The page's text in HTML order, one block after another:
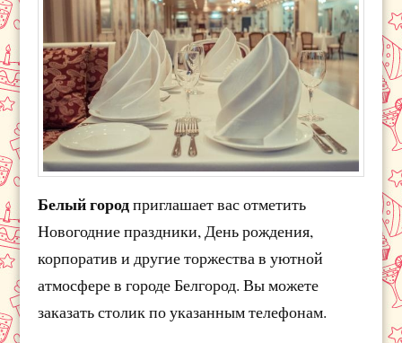
Белый городприглашает вас отметить
Новогодние праздники, День рождения,
корпоратив и другие торжества в уютной
атмосфере в городе Белгород. Вы можете
заказать столик по указанным телефонам.